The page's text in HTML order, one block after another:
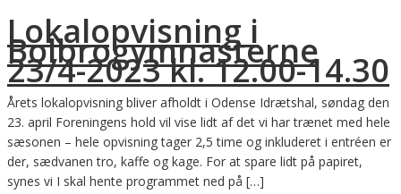
Lokalopvisning i
Bolbrogymnasterne
23/4-2023 kl. 12.00-14.30
Årets lokalopvisning bliver afholdt i Odense Idrætshal, søndag den
23. april Foreningens hold vil vise lidt af det vi har trænet med hele
sæsonen – hele opvisning tager 2,5 time og inkluderet i entréen er
der, sædvanen tro, kaffe og kage. For at spare lidt på papiret,
synes vi I skal hente programmet ned på […]